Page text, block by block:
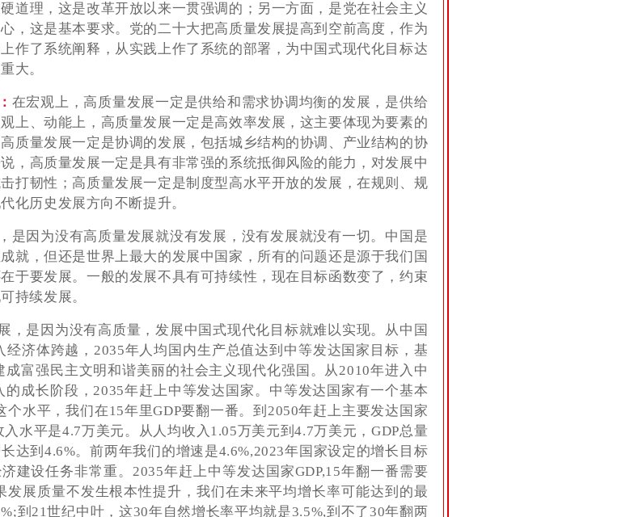
理，这是改革开放以来一贯强调的；另一方面，是党在社会主义
，这是基本要求。党的二十大把高质量发展提高到空前高度，作为
作了系统阐释，从实践上作了系统的部署，为中国式现代化目标达
大。
在宏观上，高质量发展一定是供给和需求协调均衡的发展，是供给
上、动能上，高质量发展一定是高效率发展，这主要体现为要素的
质量发展一定是协调的发展，包括城乡结构的协调、产业结构的协
，高质量发展一定是具有非常强的系统抵御风险的能力，对发展中
打韧性；高质量发展一定是制度型高水平开放的发展，在规则、规
化历史发展方向不断提升。
是因为没有高质量发展就没有发展，没有发展就没有一切。中国是
就，但还是世界上最大的发展中国家，所有的问题还是源于我们国
于要发展。一般的发展不具有可持续性，现在目标函数变了，约束
持续发展。
，是因为没有高质量，发展中国式现代化目标就难以实现。从中国
济体跨越，2035年人均国内生产总值达到中等发达国家目标，基
富强民主文明和谐美丽的社会主义现代化强国。从2010年进入中
成长阶段，2035年赶上中等发达国家。中等发达国家有一个基本
水平，我们在15年里GDP要翻一番。到2050年赶上主要发达国家
水平是4.7万美元。从人均收入1.05万美元到4.7万美元，GDP总量
达到4.6%。前两年我们的增速是4.6%,2023年国家设定的增长目标
建设任务非常重。2035年赶上中等发达国家GDP,15年翻一番需要
展质量不发生根本性提升，我们在未来平均增长率可能达到的最
到21世纪中叶，这30年自然增长率平均就是3.5%,到不了30年翻两